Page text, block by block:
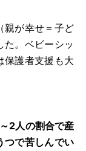
親が幸せ＝子ど
た。ベビーシッ
保護者支援も大
2人の割合で産
つで苦しんでい